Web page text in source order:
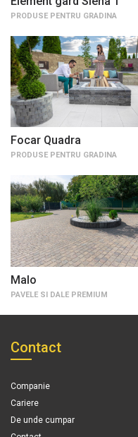
PRODUSE PENTRU GRADINA
Focar Quadra
PRODUSE PENTRU GRADINA
Malo
PAVELE SI DALE PREMIUM
Contact
Companie
Cariere
De unde cumpar